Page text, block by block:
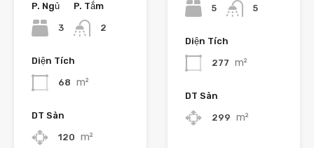
P. Ngủ
3
P. Tắm
2
Diện Tích
68 m²
DT Sàn
120 m²
5 5
Diện Tích
277 m²
DT Sàn
299 m²